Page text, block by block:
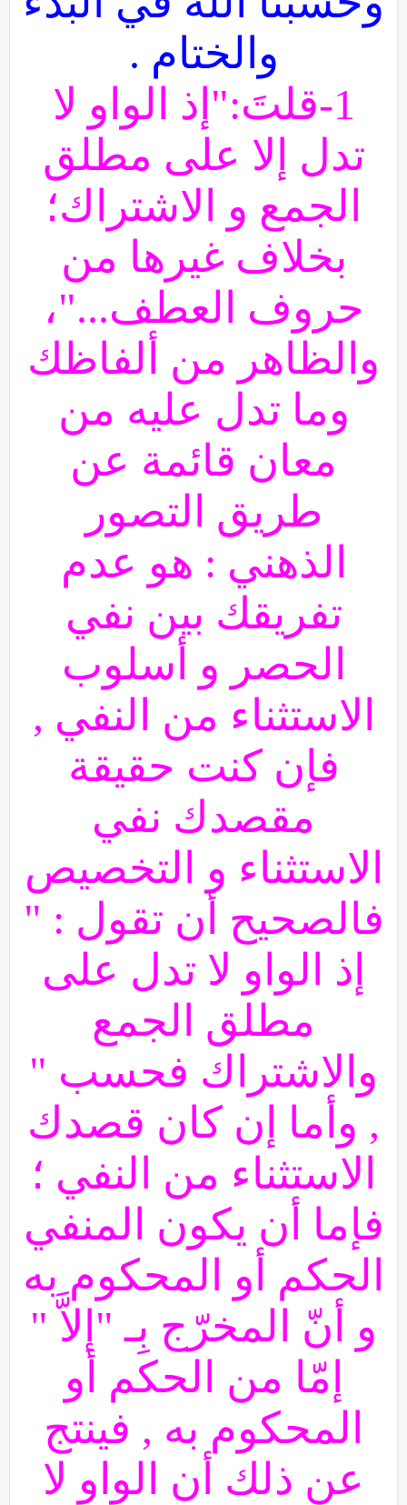
والختام .
1-قلتَ:"إذ الواو لا
تدل إلا على مطلق
الجمع و الاشتراك؛
بخلاف غيرها من
حروف العطف..."،
والظاهر من ألفاظك
وما تدل عليه من
معان قائمة عن
طريق التصور
الذهني : هو عدم
تفريقك بين نفي
الحصر و أسلوب
الاستثناء من النفي ,
فإن كنت حقيقة
مقصدك نفي
الاستثناء و التخصيص
فالصحيح أن تقول : "
إذ الواو لا تدل على
مطلق الجمع
والاشتراك فحسب "
, وأما إن كان قصدك
الاستثناء من النفي ؛
فإما أن يكون المنفي
الحكم أو المحكوم به
و أنّ المخرّج بِـ "إلاَّ "
إمّا من الحكم أو
المحكوم به , فينتج
عن ذلك أن الواو لا